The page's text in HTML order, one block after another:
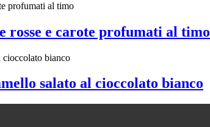
rosse e carote profumati al timo
salato al cioccolato bianco